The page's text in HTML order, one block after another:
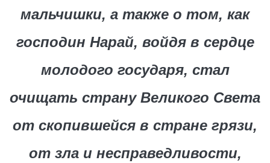
мальчишки, а также о том, как
господин Нарай, войдя в сердце
молодого государя, стал
очищать страну Великого Света
от скопившейся в стране грязи,
от зла и несправедливости,